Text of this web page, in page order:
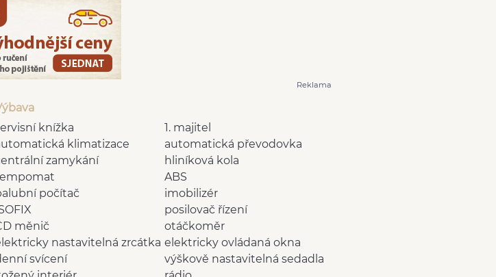
Reklama
1. majitel
knížka
automatická převodovka
klimatizace
hliníková kola
zamykání
ABS
imobilizér
počítač
posilovač řízení
otáčkoměr
měnič
elektricky ovládaná okna
nastavitelná zrcátka
výškově nastavitelná sedadla
svícení